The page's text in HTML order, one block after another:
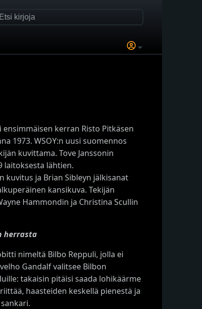
kerran Risto Pitkäsen
1973. WSOY:n uusi suomennos
kuvittama. Tove Janssonin
laitoksesta lähtien.
kuvitus ja Brian Sibleyn jälkisanat
kansikuva. Tekijän
Hammondin ja Christina Scullin
herrasta
nimeltä Bilbo Reppuli, jolla ei
Gandalf valitsee Bilbon
takaisin pitäisi saada lohikäärme
haasteiden keskellä pienestä ja